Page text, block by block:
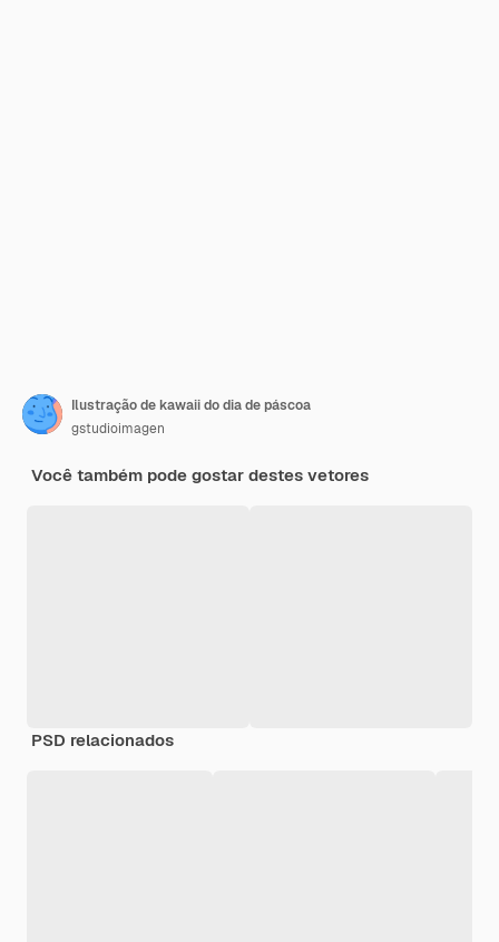
Ilustração de kawaii do dia de páscoa
gstudioimagen
Você também pode gostar destes vetores
PSD relacionados